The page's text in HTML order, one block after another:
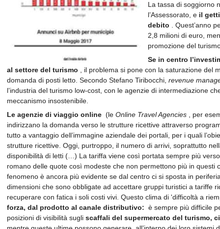
La tassa di soggiorno
l’Assessorato, e il
debito . Quest’anno
2,8 milioni di euro,
promozione del
Se in centro
al settore del turismo , il problema si pone con la saturazione del
domanda di posti letto. Secondo Stefano Tiribocchi, revenue
l’industria del turismo low-cost, con le agenzie di intermediazione
meccanismo insostenibile.
Le agenzie di viaggio online(le Online Travel Agencies, per
indirizzano la domanda verso le strutture ricettive attraverso
tutto a vantaggio dell’immagine aziendale dei portali, per i quali
strutture ricettive. Oggi, purtroppo, il numero di arrivi, soprattutto
disponibilità di letti (…) La tariffa viene così portata sempre più
romano delle quote così modeste che non permettono più in
fenomeno è ancora più evidente se dal centro ci si sposta in
dimensioni che sono obbligate ad accettare gruppi turistici a tariffe
recuperare con fatica i soli costi vivi. Questo clima di 'difficoltà a
forza, dal prodotto al canale distributivo: è sempre più difficile
posizioni di visibilità sugli scaffali del supermercato del turismo,